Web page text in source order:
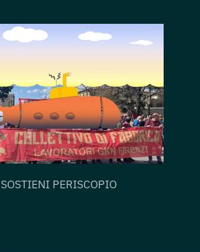
SOSTIENI PERISCOPIO